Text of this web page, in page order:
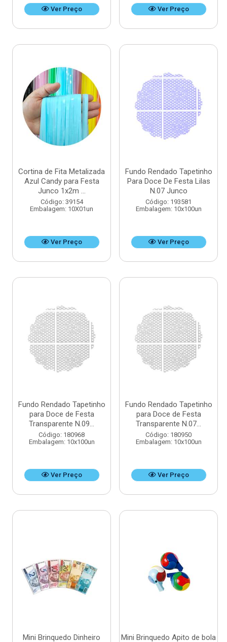
Ver Preço Ver Preço
Cortina de Fita Metalizada
Azul Candy para Festa
Junco 1x2m ...
Código: 39154
Embalagem: 10X01un
Ver Preço
Fundo Rendado Tapetinho
Para Doce De Festa Lilas
N.07 Junco
Código: 193581
Embalagem: 10x100un
Ver Preço
Fundo Rendado Tapetinho
para Doce de Festa
Transparente N.09...
Código: 180968
Embalagem: 10x100un
Ver Preço
Fundo Rendado Tapetinho
para Doce de Festa
Transparente N.07...
Código: 180950
Embalagem: 10x100un
Ver Preço
Mini Brinquedo Dinheiro
Mini Brinquedo Apito de bola